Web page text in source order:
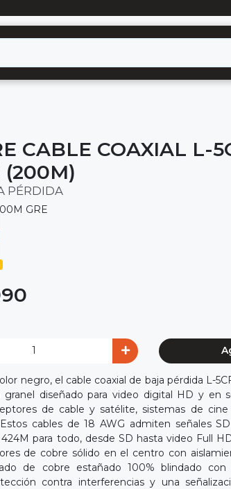
CABLE COAXIAL L-
(200M)
PÉRDIDA
GRE
negro, el cable coaxial de baja pérdida L-
diseñado para video digital HD y en
de cable y satélite, sistemas de
cables de 18 AWG admiten señales
para todo, desde SD hasta video Full
de cobre sólido en el centro con
de cobre estañado 100% blindado
contra interferencias y una